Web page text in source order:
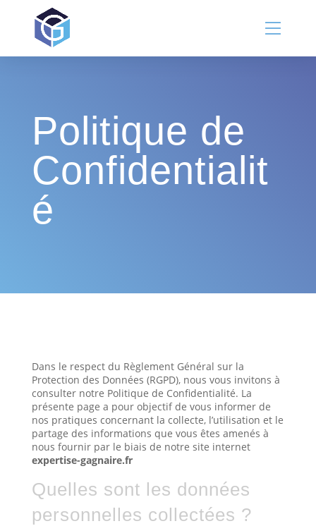
Politique de
Confidentialit
é
Dans le respect du Règlement Général sur la
Protection des Données (RGPD), nous vous invitons à
consulter notre Politique de Confidentialité. La
présente page a pour objectif de vous informer de
nos pratiques concernant la collecte, l’utilisation et le
partage des informations que vous êtes amenés à
nous fournir par le biais de notre site internet
expertise-gagnaire.fr
Quelles sont les données
personnelles collectées ?
Panneau de gestion des cookies